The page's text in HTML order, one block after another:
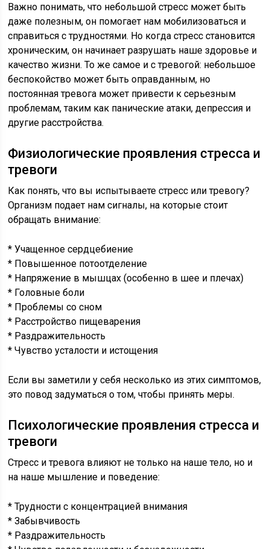
Важно понимать, что небольшой стресс может быть
даже полезным, он помогает нам мобилизоваться и
справиться с трудностями. Но когда стресс становится
хроническим, он начинает разрушать наше здоровье и
качество жизни. То же самое и с тревогой: небольшое
беспокойство может быть оправданным, но
постоянная тревога может привести к серьезным
проблемам, таким как панические атаки, депрессия и
другие расстройства.
Физиологические проявления стресса и
тревоги
Как понять, что вы испытываете стресс или тревогу?
Организм подает нам сигналы, на которые стоит
обращать внимание:
* Учащенное сердцебиение
* Повышенное потоотделение
* Напряжение в мышцах (особенно в шее и плечах)
* Головные боли
* Проблемы со сном
* Расстройство пищеварения
* Раздражительность
* Чувство усталости и истощения
Если вы заметили у себя несколько из этих симптомов,
это повод задуматься о том, чтобы принять меры.
Психологические проявления стресса и
тревоги
Стресс и тревога влияют не только на наше тело, но и
на наше мышление и поведение:
* Трудности с концентрацией внимания
* Забывчивость
* Раздражительность